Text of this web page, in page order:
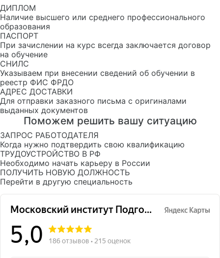
ДИПЛОМ
Наличие высшего или среднего профессионального
образования
ПАСПОРТ
При зачислении на курс всегда заключается договор
на обучение
СНИЛС
Указываем при внесении сведений об обучении в
реестр ФИС ФРДО
АДРЕС ДОСТАВКИ
Для отправки заказного письма с оригиналами
выданных документов
Поможем решить вашу ситуацию
ЗАПРОС РАБОТОДАТЕЛЯ
Когда нужно подтвердить свою квалификацию
ТРУДОУСТРОЙСТВО В РФ
Необходимо начать карьеру в России
ПОЛУЧИТЬ НОВУЮ ДОЛЖНОСТЬ
Перейти в другую специальность